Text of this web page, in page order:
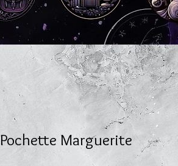
Pochette Marguerite